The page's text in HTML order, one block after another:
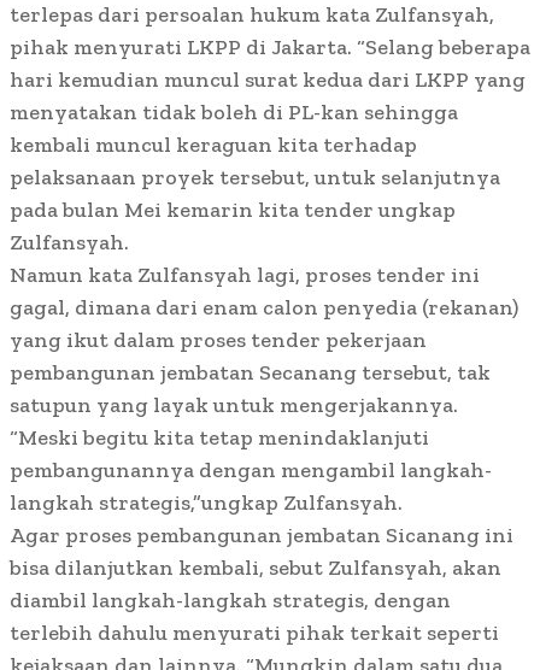
terlepas dari persoalan hukum kata Zulfansyah,
pihak menyurati LKPP di Jakarta. “Selang beberapa
hari kemudian muncul surat kedua dari LKPP yang
menyatakan tidak boleh di PL-kan sehingga
kembali muncul keraguan kita terhadap
pelaksanaan proyek tersebut, untuk selanjutnya
pada bulan Mei kemarin kita tender ungkap
Zulfansyah.
Namun kata Zulfansyah lagi, proses tender ini
gagal, dimana dari enam calon penyedia (rekanan)
yang ikut dalam proses tender pekerjaan
pembangunan jembatan Secanang tersebut, tak
satupun yang layak untuk mengerjakannya.
“Meski begitu kita tetap menindaklanjuti
pembangunannya dengan mengambil langkah-
langkah strategis,”ungkap Zulfansyah.
Agar proses pembangunan jembatan Sicanang ini
bisa dilanjutkan kembali, sebut Zulfansyah, akan
diambil langkah-langkah strategis, dengan
terlebih dahulu menyurati pihak terkait seperti